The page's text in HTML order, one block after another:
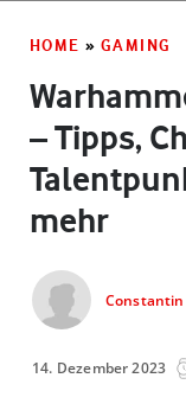
HOME » GAMING
– Tipps,
mehr
14. Dezember 2023